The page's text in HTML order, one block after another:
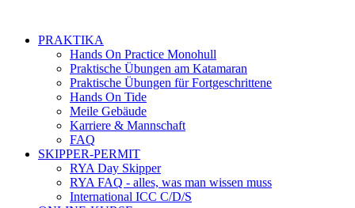
PRAKTIKA
Hands On Practice Monohull
Praktische Übungen am Katamaran
Praktische Übungen für Fortgeschrittene
Hands On Tide
Meile Gebäude
Karriere & Mannschaft
FAQ
SKIPPER-PERMIT
RYA Day Skipper
RYA FAQ - alles, was man wissen muss
International ICC C/D/S